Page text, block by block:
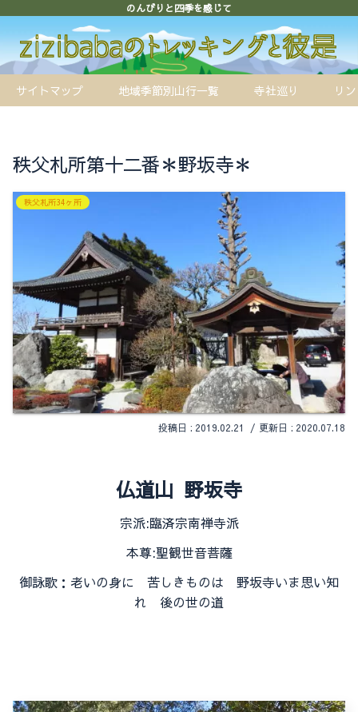
のんびりと四季を感じて
サイトマップ 地域季節別山行一覧 寺社巡り リ
秩父札所第十二番＊野坂寺＊
秩父札所34ヶ所
2019.02.21 2020.07.18
仏道山 野坂寺
宗派:臨済宗南禅寺派
本尊:聖観世音菩薩
御詠歌：老いの身に 苦しきものは 野坂寺いま思い知
れ 後の世の道